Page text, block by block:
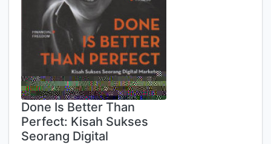
Done Is Better Than
Perfect: Kisah Sukses
Seorang Digital